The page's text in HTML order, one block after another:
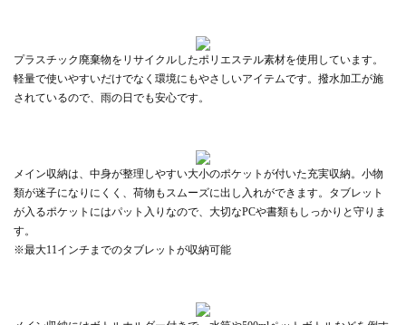
プラスチック廃棄物をリサイクルしたポリエステル素材を使用しています。
軽量で使いやすいだけでなく環境にもやさしいアイテムです。撥水加工が施
されているので、雨の日でも安心です。
メイン収納は、中身が整理しやすい大小のポケットが付いた充実収納。小物
類が迷子になりにくく、荷物もスムーズに出し入れができます。タブレット
が入るポケットにはパット入りなので、大切なPCや書類もしっかりと守りま
す。
※最大11インチまでのタブレットが収納可能